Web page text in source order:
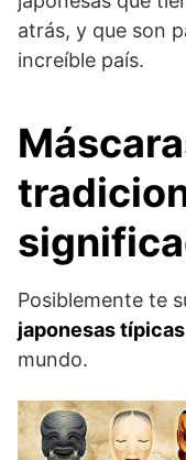
atrás, y que son
increíble país.
Posiblemente te
japonesas típicas
mundo.